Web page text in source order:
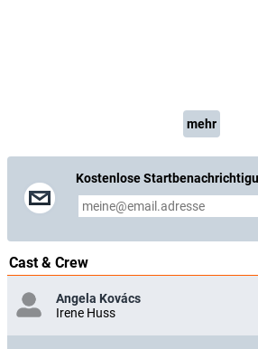
mehr
Kostenlose
Cast & Crew
Angela Kovács
Irene Huss